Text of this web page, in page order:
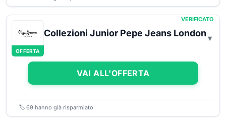
OFFERTA
VERIFICATO
Collezioni Junior Pepe Jeans London
VAI ALL'OFFERTA
🏷️ 69 hanno già risparmiato